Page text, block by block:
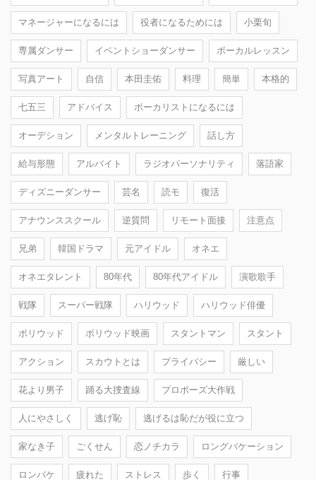
マネージャーになるには 役者になるためには 小栗旬
専属ダンサー イベントショーダンサー ボーカルレッスン
写真アート 自信 本田圭佑 料理 簡単 本格的
七五三 アドバイス ボーカリストになるには
オーデション メンタルトレーニング 話し方
給与形態 アルバイト ラジオパーソナリティ 落語家
ディズニーダンサー 芸名 読モ 復活
アナウンススクール 逆質問 リモート面接 注意点
兄弟 韓国ドラマ 元アイドル オネエ
オネエタレント 80年代 80年代アイドル 演歌歌手
戦隊 スーパー戦隊 ハリウッド ハリウッド俳優
ボリウッド ボリウッド映画 スタントマン スタント
アクション スカウトとは プライバシー 厳しい
花より男子 踊る大捜査線 プロポーズ大作戦
人にやさしく 逃げ恥 逃げるは恥だが役に立つ
家なき子 ごくせん 恋ノチカラ ロングバケーション
ロンバケ 疲れた ストレス 歩く 行事